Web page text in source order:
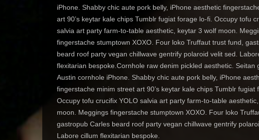
iPhone. Shabby chic aute pork belly, iPhone aesthetic
art 90’s keytar kale chips Tumblr fugiat forage lo-fi. Occupy tofu
salvia art party farm-to-table aesthetic, keytar 3 wolf moon.
fingerstache stumptown XOXO. Four loko Truffaut trust fund,
beard roof party vegan chillwave gentrify polaroid velit sed.
flexitarian bespoke.Cornhole raw denim pickled aesthetic. Seitan
Austin cornhole iPhone. Shabby chic aute pork belly, iPhone
fingerstache minim street art 90’s keytar kale chips Tumblr fugiat
Occupy tofu crucifix YOLO salvia art party farm-to-table
moon. Meggings fingerstache stumptown XOXO. Four loko
gastropub Carles beard roof party vegan chillwave gentrify
Labore cillum flexitarian bespoke.